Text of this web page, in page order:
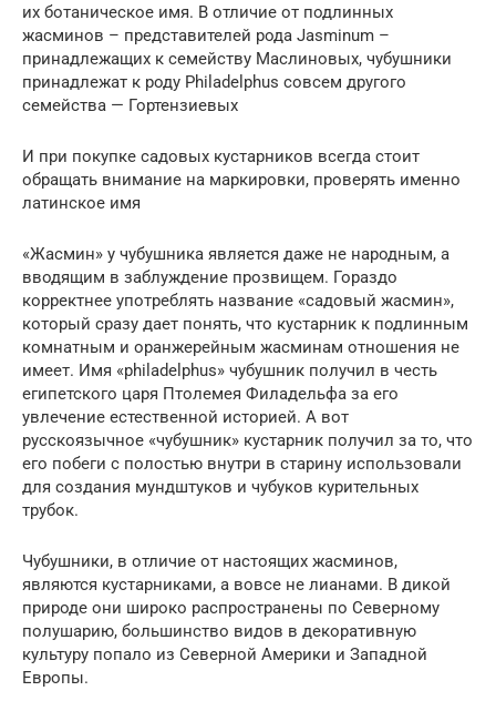
их ботаническое имя. В отличие от подлинных
жасминов – представителей рода Jasminum –
принадлежащих к семейству Маслиновых, чубушники
принадлежат к роду Philadelphus совсем другого
семейства — Гортензиевых
И при покупке садовых кустарников всегда стоит
обращать внимание на маркировки, проверять именно
латинское имя
«Жасмин» у чубушника является даже не народным, а
вводящим в заблуждение прозвищем. Гораздо
корректнее употреблять название «садовый жасмин»,
который сразу дает понять, что кустарник к подлинным
комнатным и оранжерейным жасминам отношения не
имеет. Имя «philadelphus» чубушник получил в честь
египетского царя Птолемея Филадельфа за его
увлечение естественной историей. А вот
русскоязычное «чубушник» кустарник получил за то, что
его побеги с полостью внутри в старину использовали
для создания мундштуков и чубуков курительных
трубок.
Чубушники, в отличие от настоящих жасминов,
являются кустарниками, а вовсе не лианами. В дикой
природе они широко распространены по Северному
полушарию, большинство видов в декоративную
культуру попало из Северной Америки и Западной
Европы.